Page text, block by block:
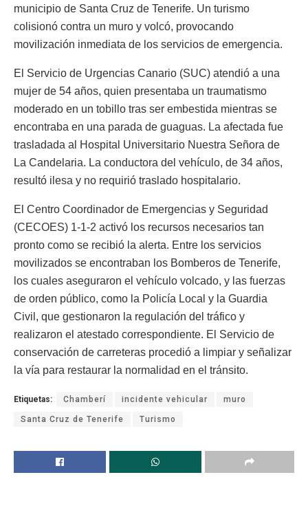
municipio de Santa Cruz de Tenerife. Un turismo
colisionó contra un muro y volcó, provocando
movilización inmediata de los servicios de emergencia.
El Servicio de Urgencias Canario (SUC) atendió a una
mujer de 54 años, quien presentaba un traumatismo
moderado en un tobillo tras ser embestida mientras se
encontraba en una parada de guaguas. La afectada fue
trasladada al Hospital Universitario Nuestra Señora de
La Candelaria. La conductora del vehículo, de 34 años,
resultó ilesa y no requirió traslado hospitalario.
El Centro Coordinador de Emergencias y Seguridad
(CECOES) 1-1-2 activó los recursos necesarios tan
pronto como se recibió la alerta. Entre los servicios
movilizados se encontraban los Bomberos de Tenerife,
los cuales aseguraron el vehículo volcado, y las fuerzas
de orden público, como la Policía Local y la Guardia
Civil, que gestionaron la regulación del tráfico y
realizaron el atestado correspondiente. El Servicio de
conservación de carreteras procedió a limpiar y señalizar
la vía para restaurar la normalidad en el tránsito.
Etiquetas: Chamberí incidente vehicular muro
Santa Cruz de Tenerife Turismo